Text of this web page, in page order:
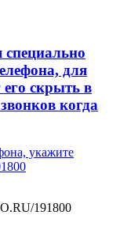
для
скрыть в
когда
укажите
191800